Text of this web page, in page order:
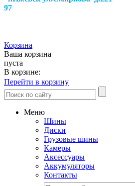
97
Корзина
Ваша корзина
пуста
В корзине:
Перейти в корзину
Меню
Шины
Диски
Грузовые шины
Камеры
Аксессуары
Аккумуляторы
Контакты